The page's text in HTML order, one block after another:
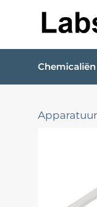
Chemicaliën
Apparatuur